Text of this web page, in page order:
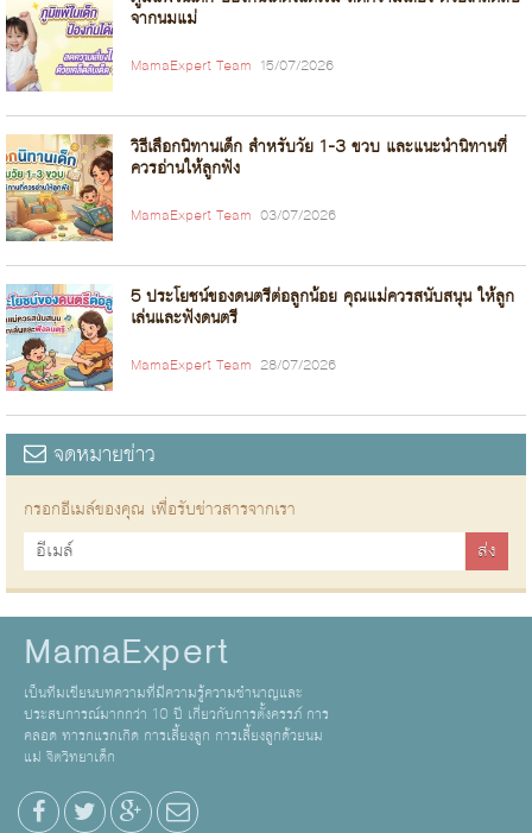
จากนมแม่
MamaExpert Team 15/07/2026
วิธีเลือกนิทานเด็ก สำหรับวัย 1-3 ขวบ และแนะนำนิทานที่
ควรอ่านให้ลูกฟัง
MamaExpert Team 03/07/2026
5 ประโยชน์ของดนตรีต่อลูกน้อย คุณแม่ควรสนับสนุน ให้ลูก
เล่นและฟังดนตรี
MamaExpert Team 28/07/2026
จดหมายข่าว
กรอกอีเมล์ของคุณ เพื่อรับข่าวสารจากเรา
MamaExpert
เป็นทีมเขียนบทความที่มีความรู้ความชำนาญและ
ประสบการณ์มากกว่า 10 ปี เกี่ยวกับการตั้งครรภ์ การ
คลอด ทารกแรกเกิด การเลี้ยงลูก การเลี้ยงลูกด้วยนม
แม่ จิตวิทยาเด็ก